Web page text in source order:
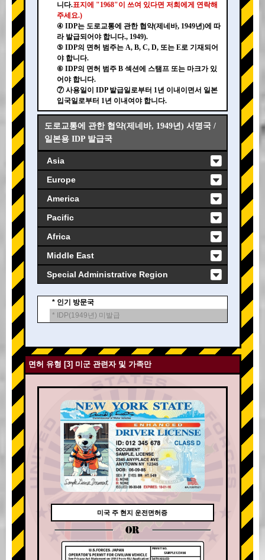
니다.표지에 "1968"이 쓰여 있다면 저희에게 연락해
주세요.)
④ IDP는 도로교통에 관한 협약(제네바, 1949년)에 따
라 발급되어야 합니다., 1949).
⑤ IDP의 면허 범주는 A, B, C, D, 또는 E로 기재되어
야 합니다.
⑥ IDP의 면허 범주 B 섹션에 스탬프 또는 마크가 있
어야 합니다.
⑦ 사용일이 IDP 발급일로부터 1년 이내이면서 일본
입국일로부터 1년 이내여야 합니다.
도로교통에 관한 협약(제네바, 1949년) 서명국 /
일본용 IDP 발급국
Asia
Europe
America
Pacific
Africa
Middle East
Special Administrative Region
* 인기 방문국
* IDP(1949년) 미발급
면허 유형 [3] 미군 관련자 및 가족만
미국 주 현지 운전면허증
OR